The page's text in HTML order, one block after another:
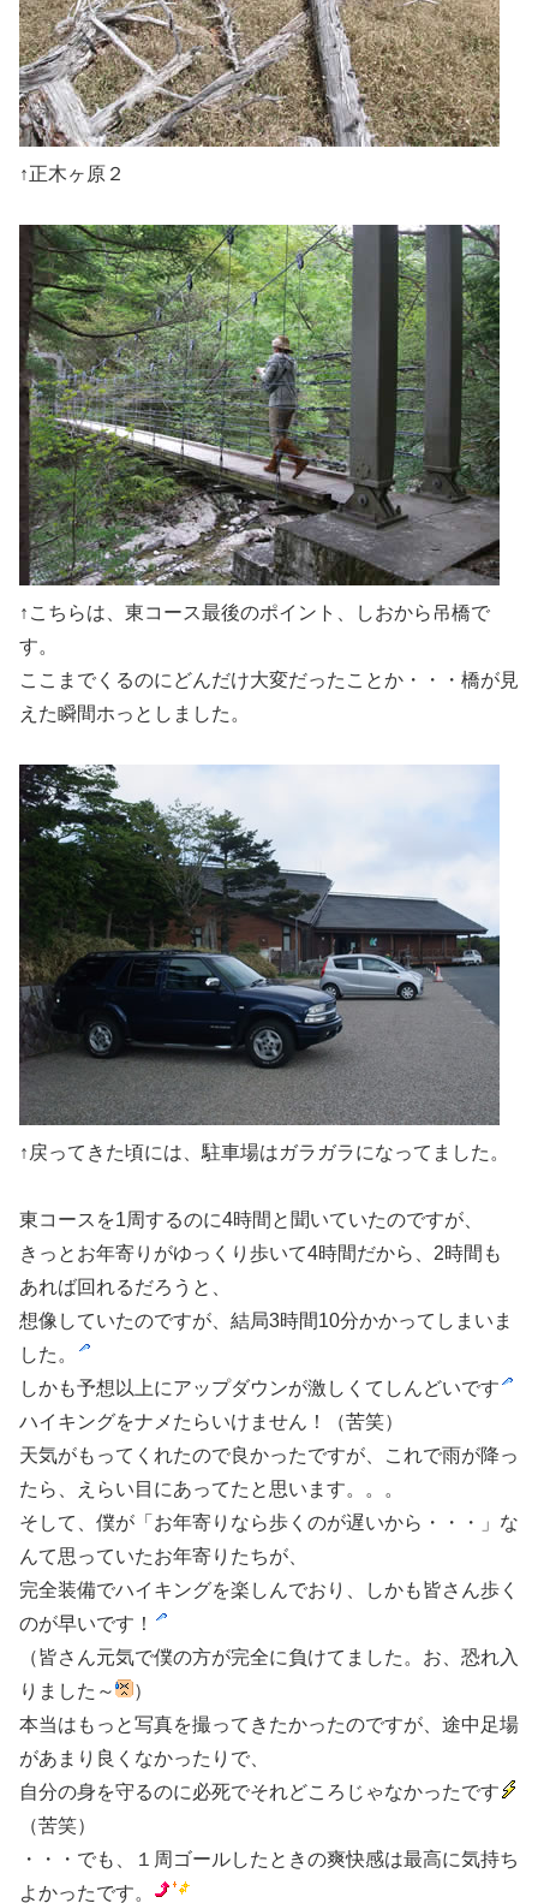
↑正木ヶ原２
↑こちらは、東コース最後のポイント、しおから吊橋で
す。
ここまでくるのにどんだけ大変だったことか・・・橋が見
えた瞬間ホっとしました。
↑戻ってきた頃には、駐車場はガラガラになってました。
東コースを1周するのに4時間と聞いていたのですが、
きっとお年寄りがゆっくり歩いて4時間だから、2時間も
あれば回れるだろうと、
想像していたのですが、結局3時間10分かかってしまいま
した。
しかも予想以上にアップダウンが激しくてしんどいです
ハイキングをナメたらいけません！（苦笑）
天気がもってくれたので良かったですが、これで雨が降っ
たら、えらい目にあってたと思います。。。
そして、僕が「お年寄りなら歩くのが遅いから・・・」な
んて思っていたお年寄りたちが、
完全装備でハイキングを楽しんでおり、しかも皆さん歩く
のが早いです！
（皆さん元気で僕の方が完全に負けてました。お、恐れ入
りました～
）
本当はもっと写真を撮ってきたかったのですが、途中足場
があまり良くなかったりで、
自分の身を守るのに必死でそれどころじゃなかったです
（苦笑）
・・・でも、１周ゴールしたときの爽快感は最高に気持ち
よかったです。